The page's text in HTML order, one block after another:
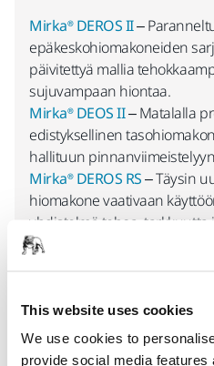
This website uses cookies
We use cookies to
provide social media
Mirka® DEROS II–
epäkeskohiomakoneiden
päivitettyä mallia
sujuvampaan hiontaa.
Mirka® DEOS II– Matalalla
edistyksellinen
hallituun
Mirka® DEROS RS– Täysin
hiomakone vaativaan
yhdistelmä tehoa, tarkkuutta
suunnittelua.
työympäristön.